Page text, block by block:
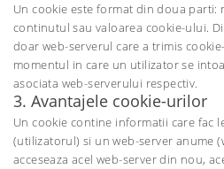
Un cookie este format din doua parti:
continutul sau valoarea cookie-ului.
doar web-serverul care a trimis
momentul in care un utilizator se
asociata web-serverului respectiv.
3. Avantajele cookie-urilor
Un cookie contine informatii care fac
(utilizatorul) si un web-server anume
acceseaza acel web-server din nou,